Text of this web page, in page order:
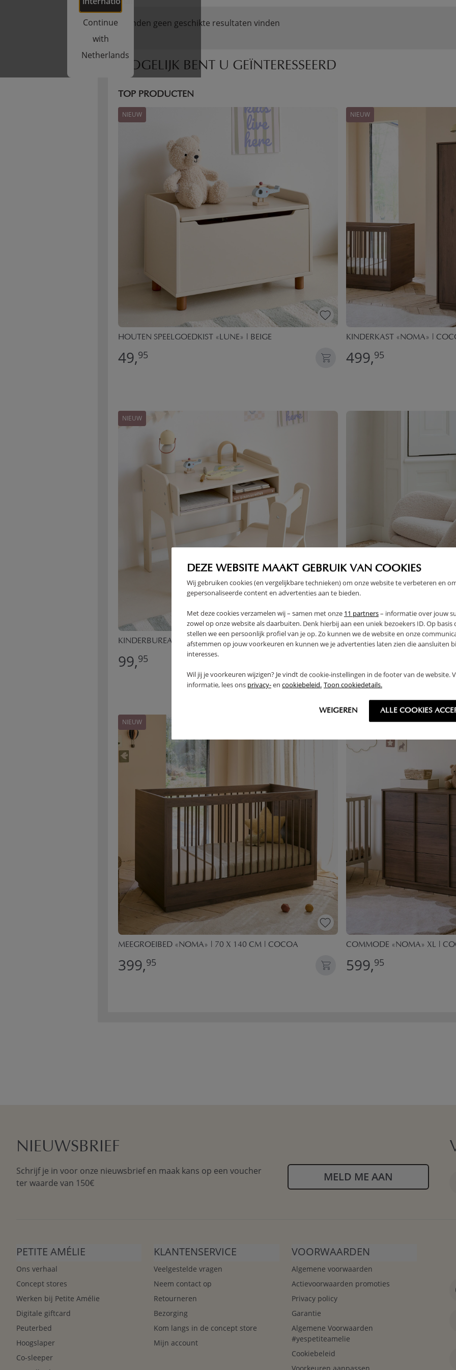
DEZE WEBSITE MAAKT GEBRUIK VAN COOKIES
Wij gebruiken cookies (en vergelijkbare technieken) om onze website te verbeteren en
gepersonaliseerde content en advertenties aan te bieden.
Met deze cookies verzamelen wij – samen met onze 11 partners– informatie over jouw
zowel op onze website als daarbuiten. Denk hierbij aan een uniek bezoekers ID. Op basis
stellen we een persoonlijk profiel van je op. Zo kunnen we de website en onze
afstemmen op jouw voorkeuren en kunnen we je advertenties laten zien die aansluiten
interesses.
Wil jij je voorkeuren wijzigen? Je vindt de cookie-instellingen in de footer van de website.
informatie, lees ons privacy-en cookiebeleid. Toon cookiedetails.
WEIGEREN ALLE COOKIES
Continue
with
Netherlands
We konden geen geschikte resultaten vinden
MOGELIJK BENT U GEÏNTERESSEERD
TOP PRODUCTEN
NIEUW
HOUTEN SPEELGOEDKIST «LUNE» | BEIGE
49,95
NIEUW
KINDERKAST «NOMA» |
499,95
NIEUW
KINDERBUREAU EN STOEL «LUNE» | BEIGE
99,95
TEDDY SCHOMMELSTOEL
NIEUW
MEEGROEIBED «NOMA» | 70 X 140 CM | COCOA
399,95
NIEUW
COMMODE «NOMA» XL |
599,95
NIEUWSBRIEF
Schrijf je in voor onze nieuwsbrief en maak kans op een voucher
ter waarde van 150€
MELD ME AAN
PETITE AMÉLIE
Ons verhaal
Concept stores
Werken bij Petite Amélie
Digitale giftcard
Peuterbed
Hoogslaper
Co-sleeper
KLANTENSERVICE
Veelgestelde vragen
Neem contact op
Retourneren
Bezorging
Kom langs in de concept store
Mijn account
VOORWAARDEN
Algemene voorwaarden
Actievoorwaarden promoties
Privacy policy
Garantie
Algemene Voorwaarden
#yespetiteamelie
Cookiebeleid